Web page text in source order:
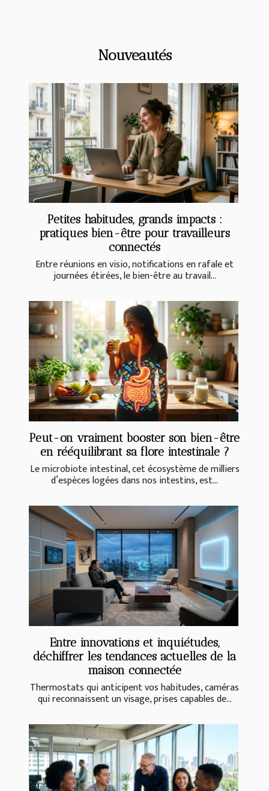
Nouveautés
Petites habitudes, grands impacts :
pratiques bien-être pour travailleurs
connectés
Entre réunions en visio, notifications en rafale et
journées étirées, le bien-être au travail...
Peut-on vraiment booster son bien-être
en rééquilibrant sa flore intestinale ?
Le microbiote intestinal, cet écosystème de milliers
d’espèces logées dans nos intestins, est...
Entre innovations et inquiétudes,
déchiffrer les tendances actuelles de la
maison connectée
Thermostats qui anticipent vos habitudes, caméras
qui reconnaissent un visage, prises capables de...